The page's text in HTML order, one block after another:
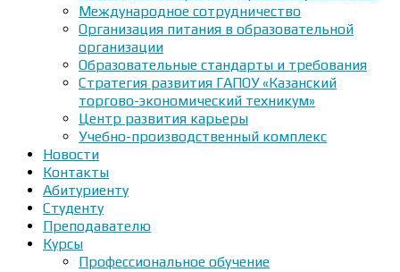
Международное сотрудничество
Организация питания в образовательной
организации
Образовательные стандарты и требования
Стратегия развития ГАПОУ «Казанский
торгово-экономический техникум»
Центр развития карьеры
Учебно-производственный комплекс
Новости
Контакты
Абитуриенту
Студенту
Преподавателю
Курсы
Профессиональное обучение